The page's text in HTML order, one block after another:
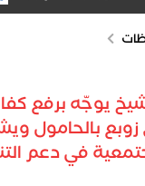
يوجّه برفع
بالحامول
في دعم